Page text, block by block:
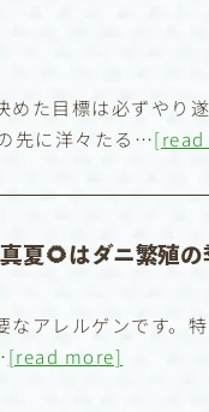
めた目標は必ずや
に洋々たる…
夏🌻はダニ繁殖の
アレルゲンです。
[read more]